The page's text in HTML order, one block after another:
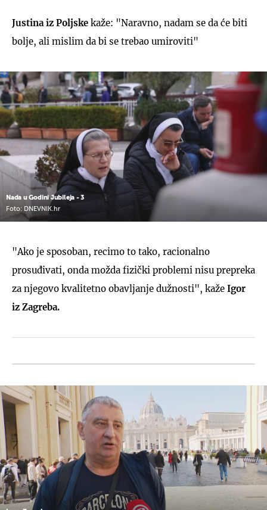
Justina iz Poljske kaže: "Naravno, nadam se da će biti
bolje, ali mislim da bi se trebao umiroviti"
Nada u Godini Jubileja - 3
Foto: DNEVNIK.hr
"Ako je sposoban, recimo to tako, racionalno
prosuđivati, onda možda fizički problemi nisu prepreka
za njegovo kvalitetno obavljanje dužnosti", kaže Igor
iz Zagreba.